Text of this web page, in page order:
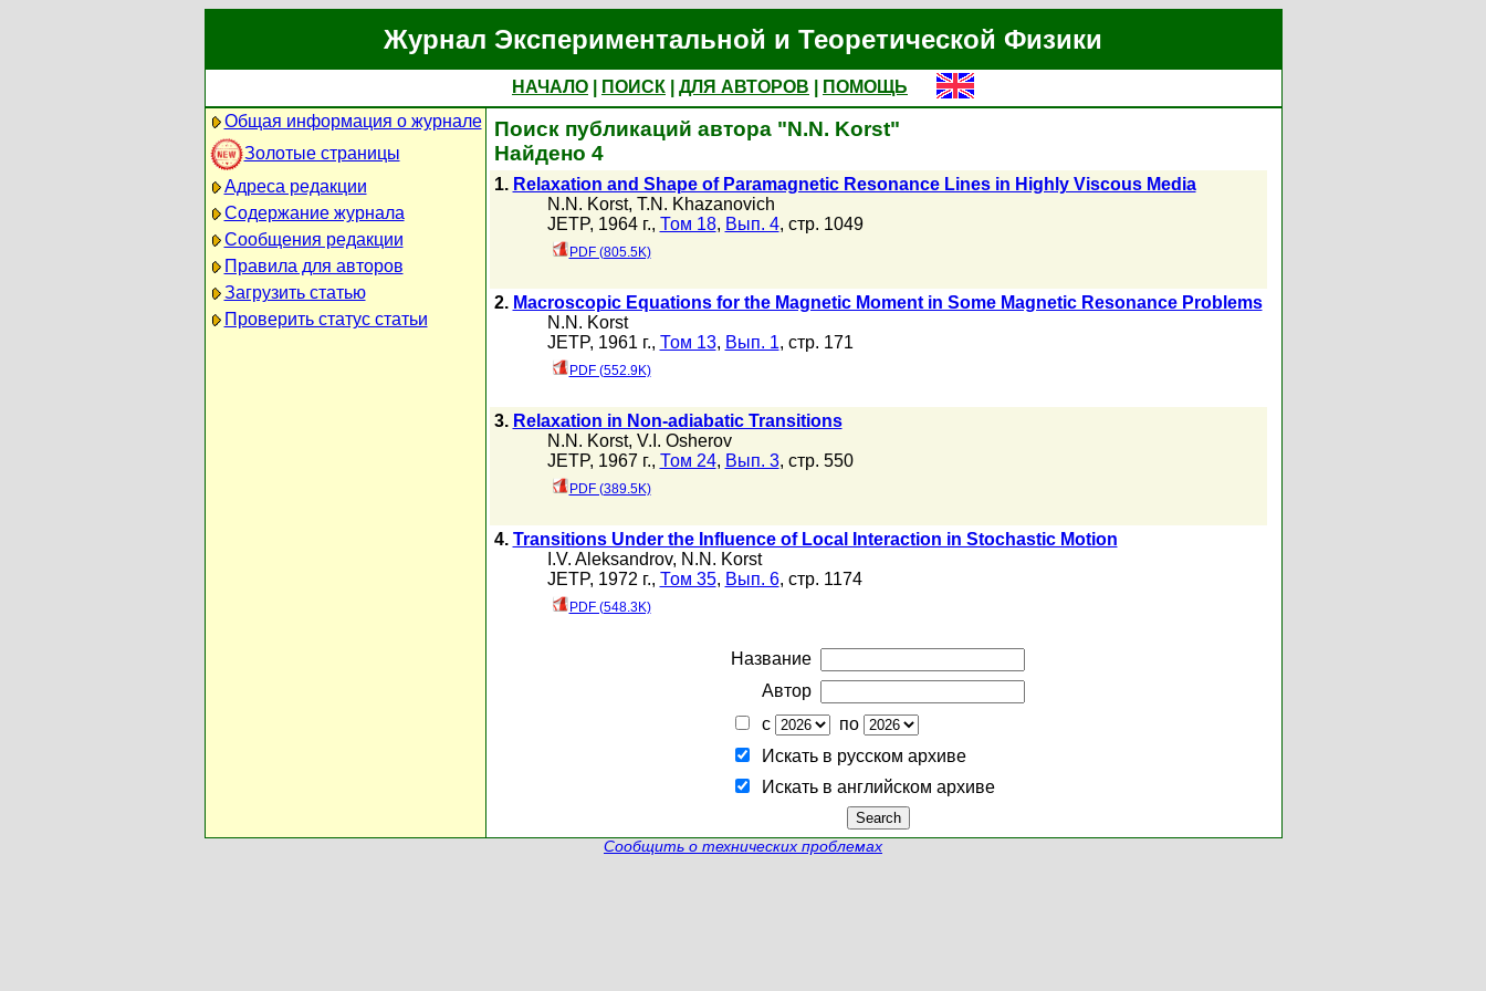
Журнал Экспериментальной и Теоретической Физики
НАЧАЛО ПОИСК ДЛЯ АВТОРОВ
ПОМОЩЬ
Общая информация о журнале
Золотые страницы
Адреса редакции
Содержание журнала
Сообщения редакции
Правила для авторов
Загрузить статью
Проверить статус статьи
Поиск публикаций автора "N.N. Korst"
Найдено 4
1. Relaxation and Shape of Paramagnetic Resonance Lines in Highly Viscous Media
N.N. Korst, T.N. Khazanovich
JETP, 1964 г., Том 18, Вып. 4, стр. 1049
PDF (805.5K)
2. Macroscopic Equations for the Magnetic Moment in Some Magnetic Resonance Problems
N.N. Korst
JETP, 1961 г., Том 13, Вып. 1, стр. 171
PDF (552.9K)
3. Relaxation in Non-adiabatic Transitions
N.N. Korst, V.I. Osherov
JETP, 1967 г., Том 24, Вып. 3, стр. 550
PDF (389.5K)
4. Transitions Under the Influence of Local Interaction in Stochastic Motion
I.V. Aleksandrov, N.N. Korst
JETP, 1972 г., Том 35, Вып. 6, стр. 1174
PDF (548.3K)
Название
Автор
с
по
Искать в русском архиве
Искать в английском архиве
Сообщить о технических проблемах